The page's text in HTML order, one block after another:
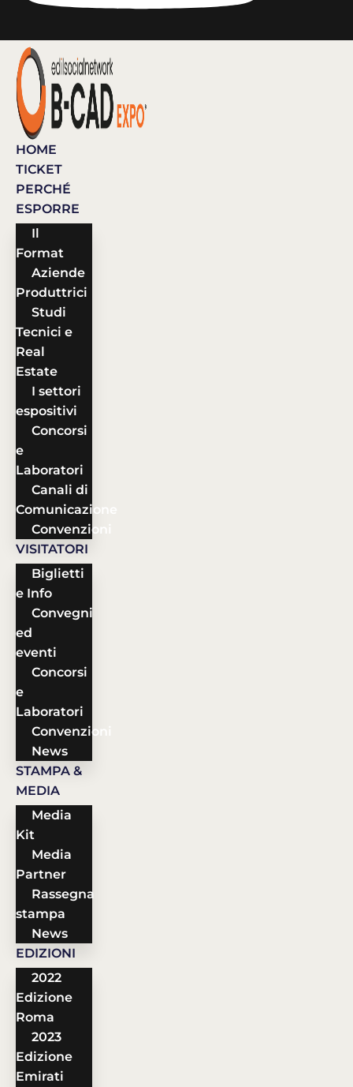
HOME
TICKET
PERCHÉ
ESPORRE
Il
Format
Aziende
Produttrici
Studi
Tecnici e
Real
Estate
I settori
espositivi
Concorsi
e
Laboratori
Canali di
Comunicazione
Convenzioni
VISITATORI
Biglietti
e Info
Convegni
ed
eventi
Concorsi
e
Laboratori
Convenzioni
News
STAMPA &
MEDIA
Media
Kit
Media
Partner
Rassegna
stampa
News
EDIZIONI
2022
Edizione
Roma
2023
Edizione
Emirati